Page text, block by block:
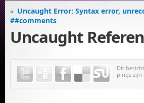
« Uncaught Error: Syntax error,
##comments
Uncaught
Dit
pings zijn